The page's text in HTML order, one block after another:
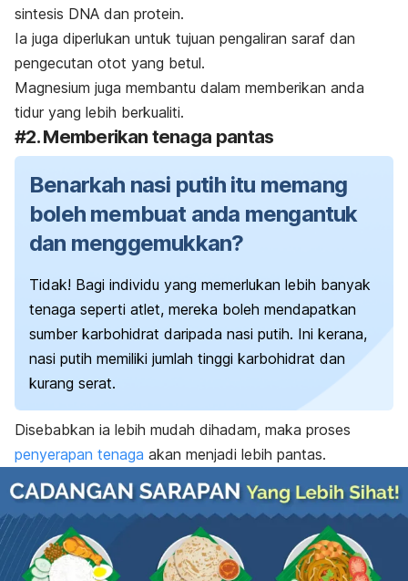
sintesis DNA dan protein.
Ia juga diperlukan untuk tujuan pengaliran saraf dan
pengecutan otot yang betul.
Magnesium juga membantu dalam memberikan anda
tidur yang lebih berkualiti.
#2. Memberikan tenaga pantas
Benarkah nasi putih itu memang
boleh membuat anda mengantuk
dan menggemukkan?
Tidak! Bagi individu yang memerlukan lebih banyak
tenaga seperti atlet, mereka boleh mendapatkan
sumber karbohidrat daripada nasi putih. Ini kerana,
nasi putih memiliki jumlah tinggi karbohidrat dan
kurang serat.
Disebabkan ia lebih mudah dihadam, maka proses
penyerapan tenaga akan menjadi lebih pantas.